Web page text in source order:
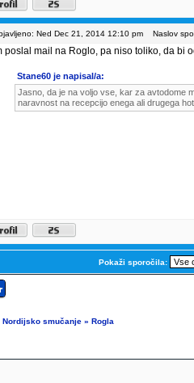
Ned Dec 21, 2014 12:10 pm Naslov
poslal mail na Roglo, pa niso toliko, da bi
Stane60 je napisal/a:
Jasno, da je na voljo vse, kar za avtodome
naravnost na recepcijo enega ali drugega
Pokaži sporočila:
Nordijsko smučanje » Rogla